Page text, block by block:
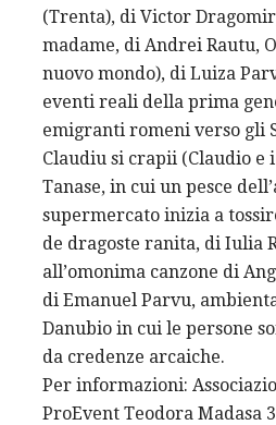
(Trenta), di Victor
madame, di Andrei Rautu,
nuovo mondo), di Luiza
eventi reali della prima
emigranti romeni verso gli
Claudiu si crapii (Claudio e
Tanase, in cui un pesce
supermercato inizia a
de dragoste ranita, di Iulia
all’omonima canzone di
di Emanuel Parvu,
Danubio in cui le persone
da credenze arcaiche.
Per informazioni:
ProEvent Teodora Madasa